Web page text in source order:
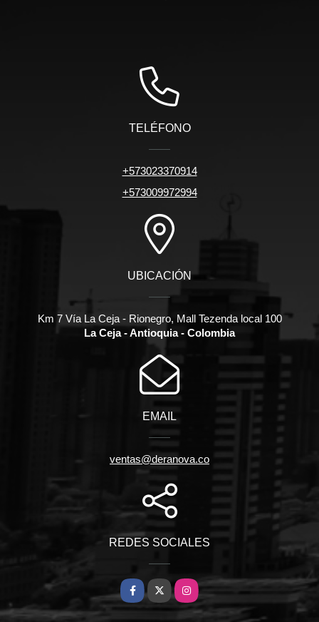
TELÉFONO
+573023370914
+573009972994
UBICACIÓN
Km 7 Vía La Ceja - Rionegro, Mall Tezenda local 100
La Ceja - Antioquia - Colombia
EMAIL
ventas@deranova.co
REDES SOCIALES
Facebook
X Instagram